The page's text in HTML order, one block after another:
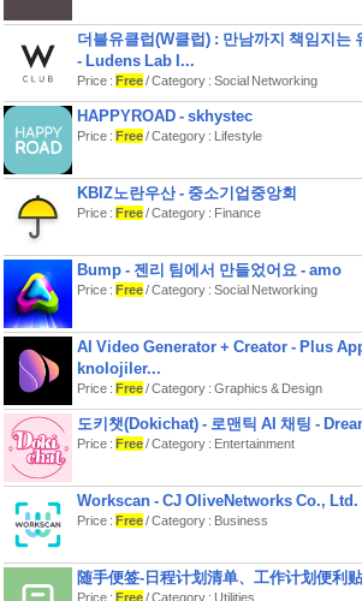
음악:
노래를 저장할 수 있습
음악 파일을 추가하고,
정지하고, 노래 컬렉션
음악을 정리하고 접근
다. 특별한 행사나 개인
가 음악 콘텐츠를 즐기
도록 도와줍니다.
"QR 코드 생성" 기능은
타 텍스트 정보와 같은
사용자는 QR 코드로 변
데이터를 입력하면, 앱
로 저장하여 나중에 참
합니다. 이 기능은 링크
등 다양한 목적으로 QR
성하고 관리할 수 있도
"계산기 공식" 기능은
공식을 기반으로 수학
더블유클럽(W클럽) : 만남까지 책임지는
- Ludens Lab I...
Price : Free/ Category : Social Networking
HAPPYROAD - skhystec
Price : Free/ Category : Lifestyle
KBIZ노란우산 - 중소기업중앙회
Price : Free/ Category : Finance
Bump - 젠리 팀에서 만들었어요 - amo
Price : Free/ Category : Social Networking
AI Video Generator + Creator - Plus
knolojiler...
Price : Free/ Category : Graphics & Design
도키챗(Dokichat) - 로맨틱 AI 채팅 -
Price : Free/ Category : Entertainment
Workscan - CJ OliveNetworks Co., Ltd.
Price : Free/ Category : Business
随手便签-日程计划清单、工作计划便利
Price : Free/ Category : Utilities